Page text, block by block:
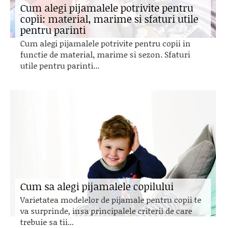
Cum alegi pijamalele potrivite pentru
copii: material, marime si sfaturi utile
pentru parinti
Cum alegi pijamalele potrivite pentru copii in
functie de material, marime si sezon. Sfaturi
utile pentru parinti...
Cum sa alegi pijamalele copilului
Varietatea modelelor de pijamale pentru copii te
va surprinde, insa principalele criterii de care
trebuie sa tii...